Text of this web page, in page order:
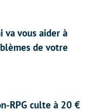
va vous aider à
de votre
RPG culte à 20 €